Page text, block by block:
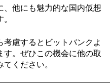
、他にも魅力的な国内仮想
慮するとビットバンクよ
す。ぜひこの機会に他の取
ください。